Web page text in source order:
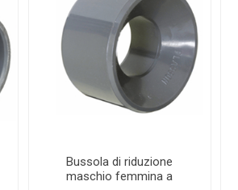
Bussola di riduzione
maschio femmina a